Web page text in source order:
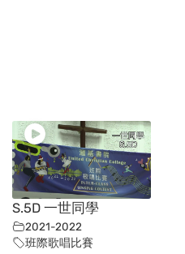
S.5D 一世同學
2021-2022
班際歌唱比賽